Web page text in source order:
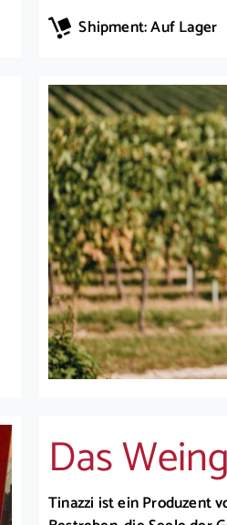
Shipment: Auf Lager
Das
Tinazzi ist ein Produzent